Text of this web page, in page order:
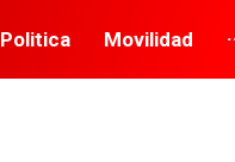
Politica Movilidad